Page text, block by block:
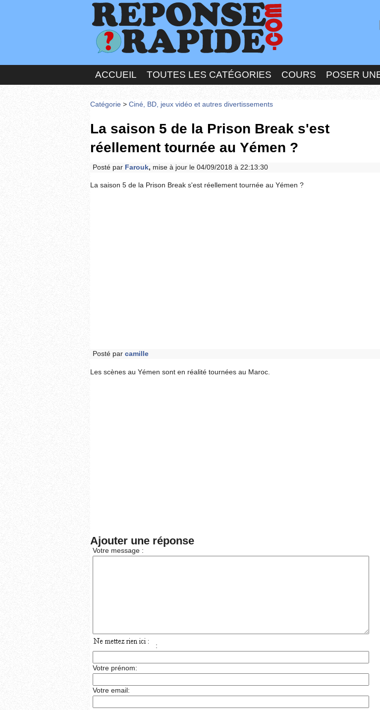
ACCUEIL TOUTES LES CATÉGORIES COURS POSER
Catégorie > Ciné, BD, jeux vidéo et autres divertissements
La saison 5 de la Prison Break s'est
réellement tournée au Yémen ?
Posté par Farouk, mise à jour le 04/09/2018 à 22:13:30
La saison 5 de la Prison Break s'est réellement tournée au Yémen ?
Posté par camille
Les scènes au Yémen sont en réalité tournées au Maroc.
Ajouter une réponse
Votre message :
:
Votre prénom:
Votre email: